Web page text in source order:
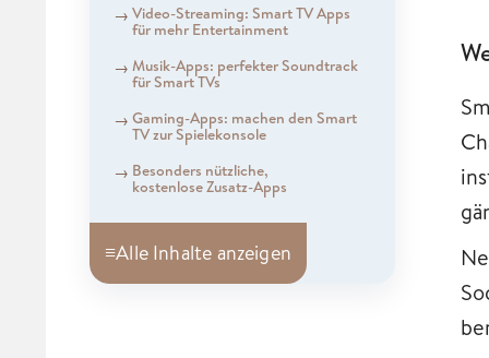
Video-Streaming: Smart TV Apps
für mehr Entertainment
Musik-Apps: perfekter Soundtrack
für Smart TVs
Gaming-Apps: machen den Smart
TV zur Spielekonsole
Besonders nützliche,
kostenlose Zusatz-Apps
≡Alle Inhalte anzeigen